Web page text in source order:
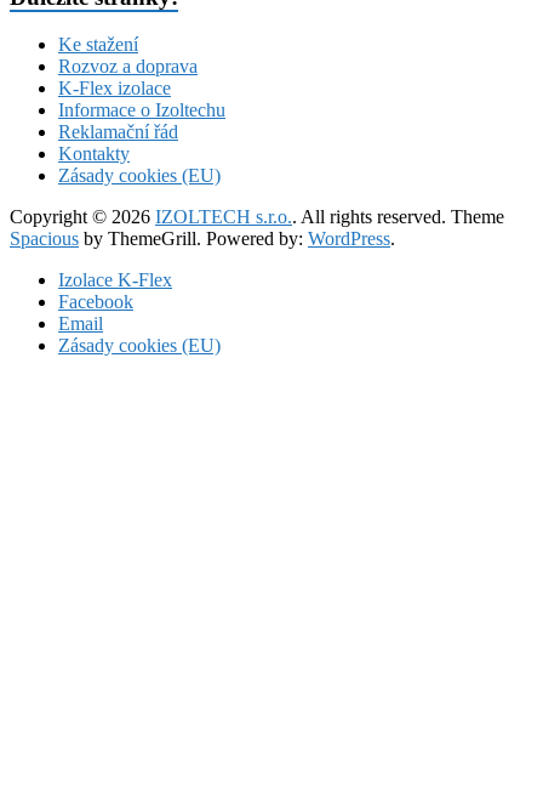
Ke stažení
Rozvoz a doprava
K-Flex izolace
Informace o Izoltechu
Reklamační řád
Kontakty
Zásady cookies (EU)
Copyright © 2026 IZOLTECH s.r.o.. All rights reserved. Theme
Spacious by ThemeGrill. Powered by: WordPress.
Izolace K-Flex
Facebook
Email
Zásady cookies (EU)